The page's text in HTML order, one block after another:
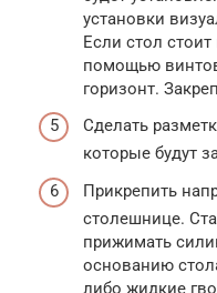
установки
Если стол
помощью
горизонт.
Сделать
которые будут
Прикрепить
столешнице.
прижимать
основанию
либо жидкие